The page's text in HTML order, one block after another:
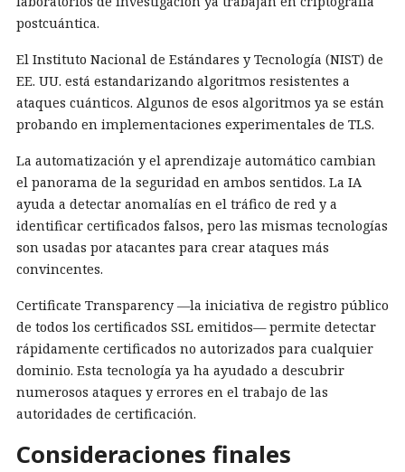
postcuántica.
El Instituto Nacional de Estándares y Tecnología (NIST) de
EE. UU. está estandarizando algoritmos resistentes a
ataques cuánticos. Algunos de esos algoritmos ya se están
probando en implementaciones experimentales de TLS.
La automatización y el aprendizaje automático cambian
el panorama de la seguridad en ambos sentidos. La IA
ayuda a detectar anomalías en el tráfico de red y a
identificar certificados falsos, pero las mismas tecnologías
son usadas por atacantes para crear ataques más
convincentes.
Certificate Transparency —la iniciativa de registro público
de todos los certificados SSL emitidos— permite detectar
rápidamente certificados no autorizados para cualquier
dominio. Esta tecnología ya ha ayudado a descubrir
numerosos ataques y errores en el trabajo de las
autoridades de certificación.
Consideraciones finales